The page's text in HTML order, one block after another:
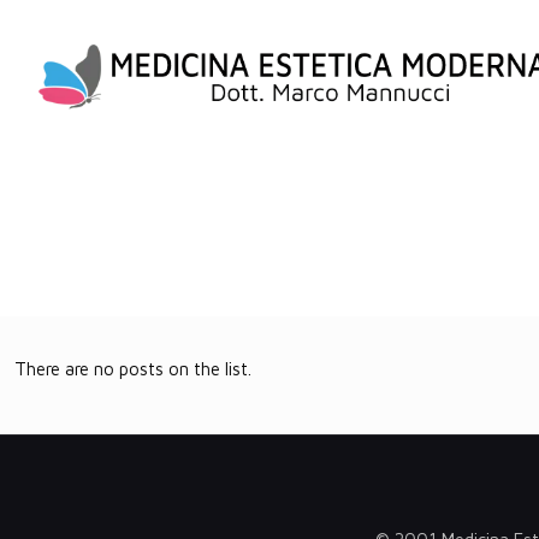
There are no posts on the list.